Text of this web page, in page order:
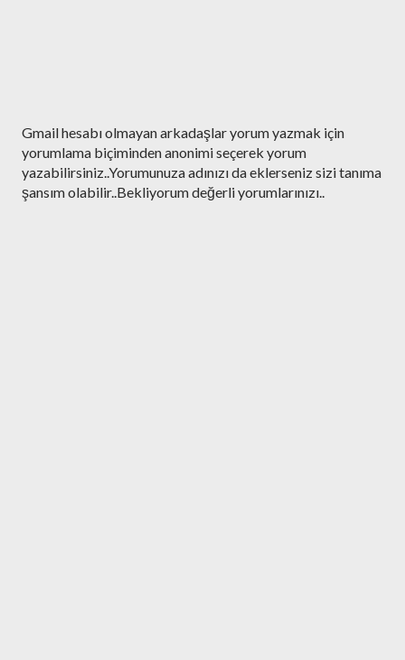
Y
o
r
u
Gmail hesabı olmayan arkadaşlar yorum yazmak için
yorumlama biçiminden anonimi seçerek yorum
yazabilirsiniz..Yorumunuza adınızı da eklerseniz sizi tanıma
şansım olabilir..Bekliyorum değerli yorumlarınızı..